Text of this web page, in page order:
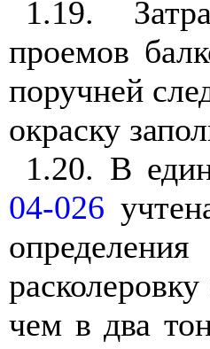
1.19.
проемов
поручней
окраску
1.20. В
04-026
чем в два